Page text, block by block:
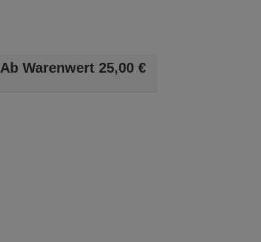
Ab Warenwert 25,00 €